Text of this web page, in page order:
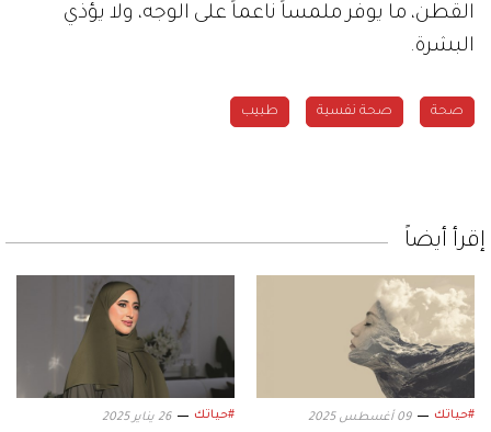
القطن، ما يوفر ملمساً ناعماً على الوجه، ولا يؤذي
البشرة.
صحة صحة نفسية طبيب
إقرأ أيضاً
#حياتك 09 أغسطس 2025 #حياتك 26 يناير 2025